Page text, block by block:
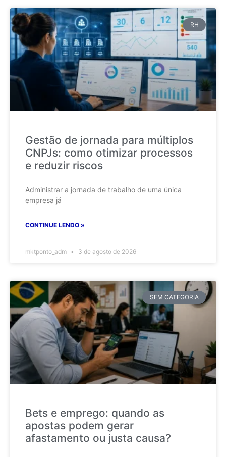
RH
Gestão de jornada para múltiplos
CNPJs: como otimizar processos
e reduzir riscos
Administrar a jornada de trabalho de uma única
empresa já
CONTINUE LENDO »
mktponto_adm 3 de agosto de 2026
SEM CATEGORIA
Bets e emprego: quando as
apostas podem gerar
afastamento ou justa causa?